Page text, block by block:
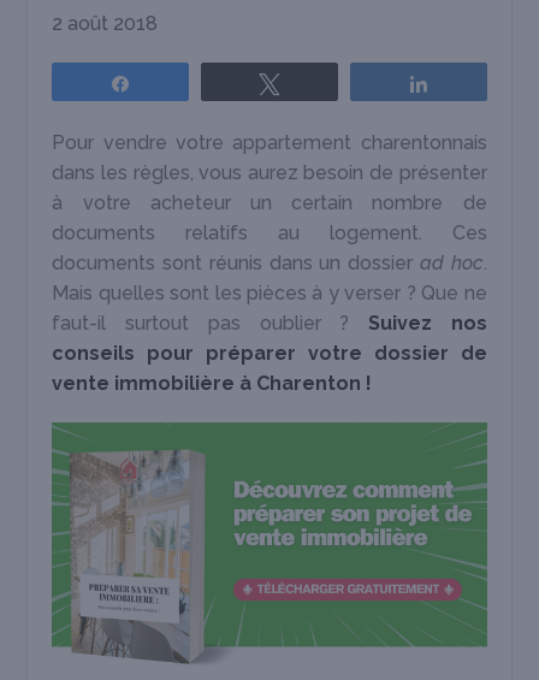
2 août 2018
Pour vendre votre appartement charentonnais
dans les règles, vous aurez besoin de présenter
à votre acheteur un certain nombre de
documents relatifs au logement. Ces
documents sont réunis dans un dossier ad hoc
Mais quelles sont les pièces à y verser ? Que ne
faut-il surtout pas oublier ? Suivez nos
conseils pour préparer votre dossier de
vente immobilière à Charenton !